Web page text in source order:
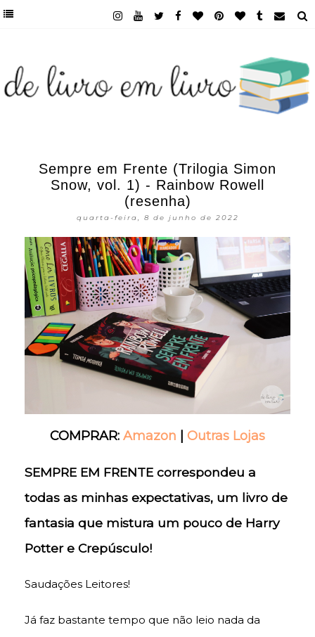
Sempre em Frente (Trilogia Simon
Snow, vol. 1) - Rainbow Rowell
(resenha)
quarta-feira, 8 de junho de 2022
COMPRAR: Amazon | Outras Lojas
SEMPRE EM FRENTE correspondeu a
todas as minhas expectativas, um livro de
fantasia que mistura um pouco de Harry
Potter e Crepúsculo!
Saudações Leitores!
Já faz bastante tempo que não leio nada da